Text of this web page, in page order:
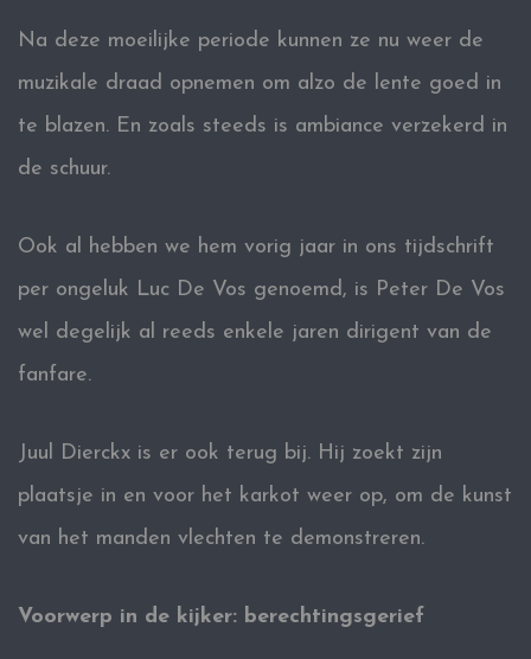
Na deze moeilijke periode kunnen ze nu weer de
muzikale draad opnemen om alzo de lente goed in
te blazen. En zoals steeds is ambiance verzekerd in
de schuur.
Ook al hebben we hem vorig jaar in ons tijdschrift
per ongeluk Luc De Vos genoemd, is Peter De Vos
wel degelijk al reeds enkele jaren dirigent van de
fanfare.
Juul Dierckx is er ook terug bij. Hij zoekt zijn
plaatsje in en voor het karkot weer op, om de kunst
van het manden vlechten te demonstreren.
Voorwerp in de kijker: berechtingsgerief